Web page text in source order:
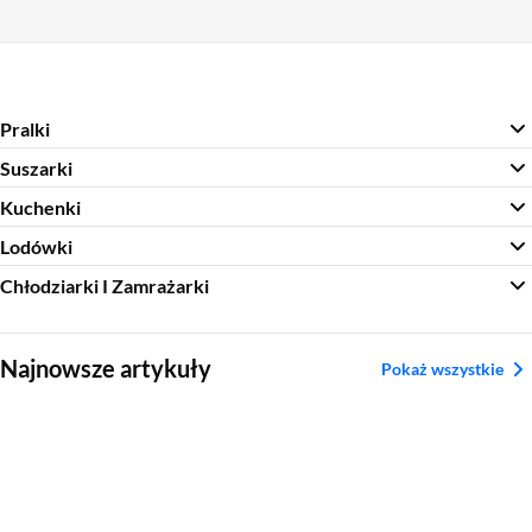
Pralki
Suszarki
Kuchenki
Lodówki
Chłodziarki I Zamrażarki
Najnowsze artykuły Pokaż wszystkie